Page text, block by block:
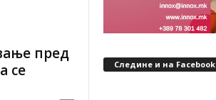
пред
се
Следине и на Facebook